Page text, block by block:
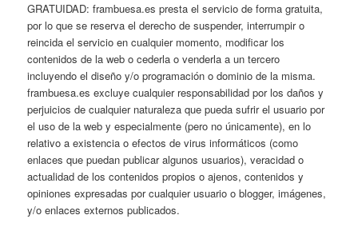
GRATUIDAD: frambuesa.es presta el servicio de forma gratuita,
por lo que se reserva el derecho de suspender, interrumpir o
reincida el servicio en cualquier momento, modificar los
contenidos de la web o cederla o venderla a un tercero
incluyendo el diseño y/o programación o dominio de la misma.
frambuesa.es excluye cualquier responsabilidad por los daños y
perjuicios de cualquier naturaleza que pueda sufrir el usuario por
el uso de la web y especialmente (pero no únicamente), en lo
relativo a existencia o efectos de virus informáticos (como
enlaces que puedan publicar algunos usuarios), veracidad o
actualidad de los contenidos propios o ajenos, contenidos y
opiniones expresadas por cualquier usuario o blogger, imágenes,
y/o enlaces externos publicados.